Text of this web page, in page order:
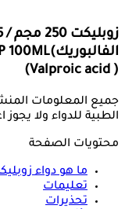
الفالبوريك)100ML
(Valproic acid )
جميع المعلومات
الطبية للدواء ولا يجوز
محتويات الصفحة
ما هو دواءزوبليكت 250 مجم / 5 مل
تعليمات
تحذيرات